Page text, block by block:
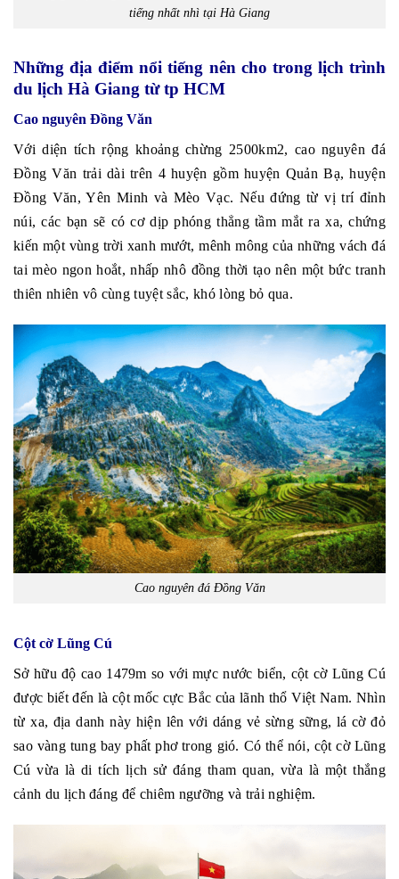
tiếng nhất nhì tại Hà Giang
Những địa điểm nổi tiếng nên cho trong lịch trình
du lịch Hà Giang từ tp HCM
Cao nguyên Đồng Văn
Với diện tích rộng khoảng chừng 2500km2, cao nguyên đá
Đồng Văn trải dài trên 4 huyện gồm huyện Quản Bạ, huyện
Đồng Văn, Yên Minh và Mèo Vạc. Nếu đứng từ vị trí đỉnh
núi, các bạn sẽ có cơ dịp phóng thẳng tầm mắt ra xa, chứng
kiến một vùng trời xanh mướt, mênh mông của những vách đá
tai mèo ngon hoắt, nhấp nhô đồng thời tạo nên một bức tranh
thiên nhiên vô cùng tuyệt sắc, khó lòng bỏ qua.
Cao nguyên đá Đồng Văn
Cột cờ Lũng Cú
Sở hữu độ cao 1479m so với mực nước biển, cột cờ Lũng Cú
được biết đến là cột mốc cực Bắc của lãnh thổ Việt Nam. Nhìn
từ xa, địa danh này hiện lên với dáng vẻ sừng sững, lá cờ đỏ
sao vàng tung bay phất phơ trong gió. Có thể nói, cột cờ Lũng
Cú vừa là di tích lịch sử đáng tham quan, vừa là một thắng
cảnh du lịch đáng để chiêm ngưỡng và trải nghiệm.